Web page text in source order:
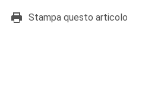
Stampa questo articolo